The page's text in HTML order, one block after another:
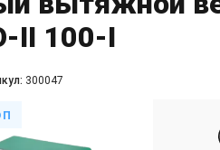
II 100-I
300047